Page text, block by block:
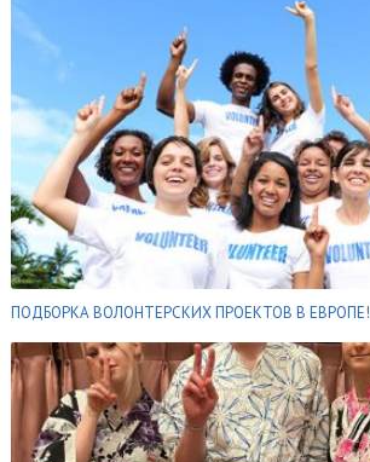
ПОДБОРКА ВОЛОНТЕРСКИХ ПРОЕКТОВ В ЕВРОПЕ!